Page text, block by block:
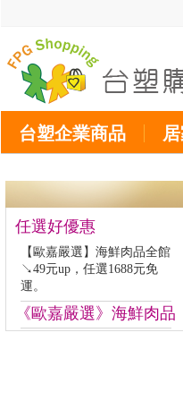
台塑企業商品
任選好優惠
【歐嘉嚴選】海鮮肉品全館
↘49元up，任選1688元免
運。
《歐嘉嚴選》海鮮肉品